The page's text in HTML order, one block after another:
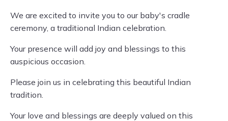
We are excited to invite you to our baby's cradle
ceremony, a traditional Indian celebration.
Your presence will add joy and blessings to this
auspicious occasion.
Please join us in celebrating this beautiful Indian
tradition.
Your love and blessings are deeply valued on this